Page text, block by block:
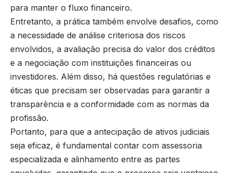
para manter o fluxo financeiro.
Entretanto, a prática também envolve desafios, como
a necessidade de análise criteriosa dos riscos
envolvidos, a avaliação precisa do valor dos créditos
e a negociação com instituições financeiras ou
investidores. Além disso, há questões regulatórias e
éticas que precisam ser observadas para garantir a
transparência e a conformidade com as normas da
profissão.
Portanto, para que a antecipação de ativos judiciais
seja eficaz, é fundamental contar com assessoria
especializada e alinhamento entre as partes